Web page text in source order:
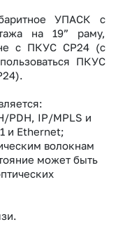
УПАСК с
на 19” раму,
с ПКУС СР24 (с
ПКУС
PDH, IP/MPLS и
и Ethernet;
волокнам
может быть